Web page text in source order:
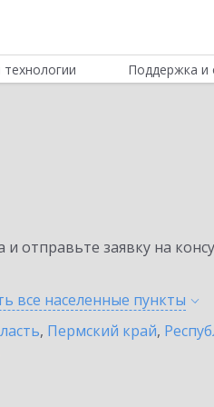
Поддержка и
отправьте заявку на
все населенные пункты
, Пермский край,